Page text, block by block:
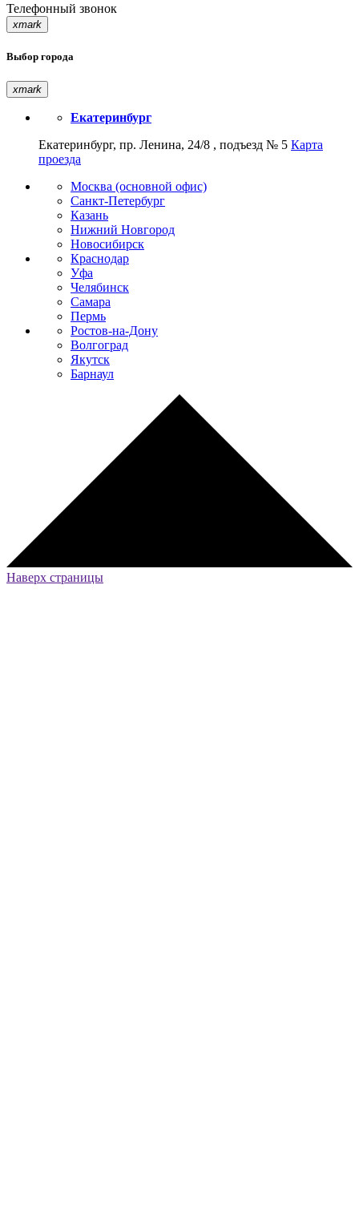
Телефонный звонок
xmark
Выбор города
xmark
Екатеринбург
Екатеринбург, пр. Ленина, 24/8 , подъезд № 5 Карта
проезда
Москва (основной офис)
Санкт-Петербург
Казань
Нижний Новгород
Новосибирск
Краснодар
Уфа
Челябинск
Самара
Пермь
Ростов-на-Дону
Волгоград
Якутск
Барнаул
Наверх страницы